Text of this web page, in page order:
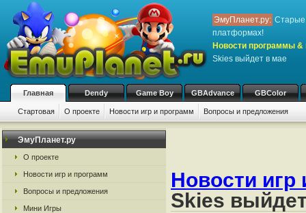
ЭмуПланет.ру: Старые
платформах!
Новости программы &
Skies выйдет в мае
Главная Dendy Game Boy GBAdvance GBColor
Стартовая О проекте Новости игр и программ Вопросы и предложения
ЭмуПланет.ру
О проекте
Новости игр и программ
Вопросы и предложения
Мини Игры
Новости игр
Skies